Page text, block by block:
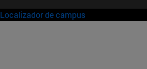
Localizador de campus